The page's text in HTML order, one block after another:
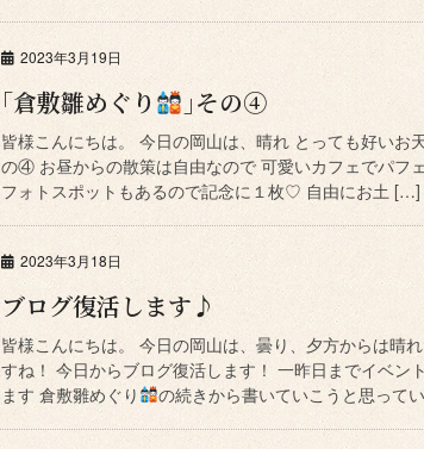
2023年3月19日
｢倉敷雛めぐり ｣その④
皆様こんにちは。 今日の岡山は、晴れ とっても好いお
の④ お昼からの散策は自由なので 可愛いカフェでパフ
フォトスポットもあるので記念に１枚♡ 自由にお土 […]
2023年3月18日
ブログ復活します♪
皆様こんにちは。 今日の岡山は、曇り、夕方からは晴
すね！ 今日からブログ復活します！ 一昨日までイベン
ます 倉敷雛めぐり
の続きから書いていこうと思って